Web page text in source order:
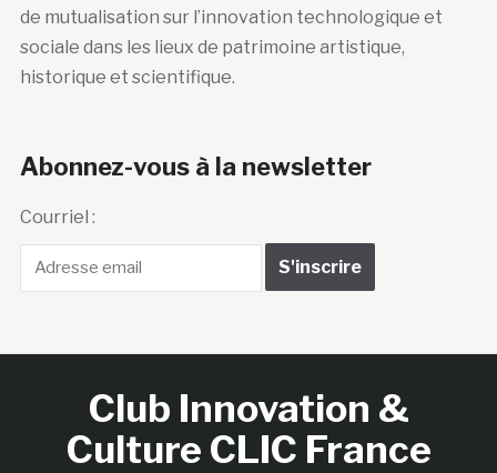
de mutualisation sur l’innovation technologique et
sociale dans les lieux de patrimoine artistique,
historique et scientifique.
Abonnez-vous à la newsletter
Courriel :
Club Innovation &
Culture CLIC France